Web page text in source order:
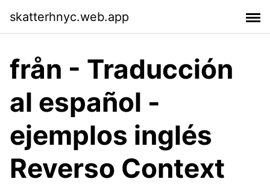
skatterhnyc.web.app
från - Traducción
al español -
ejemplos inglés
Reverso Context